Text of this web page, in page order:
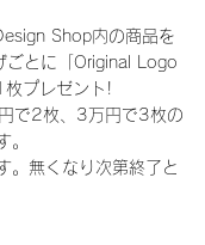
Shop内の商品を
ごとに「Original Logo
プレゼント!
で2枚、3万円で3枚の
。
。無くなり次第終了と